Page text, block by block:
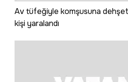
Av tüfeğiyle komşusuna dehşeti
kişi yaralandı